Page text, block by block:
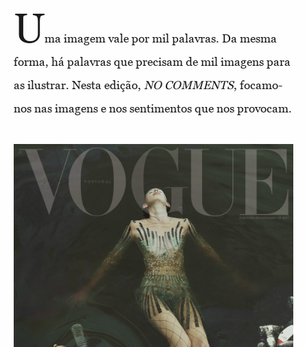
Uma imagem vale por mil palavras. Da mesma
forma, há palavras que precisam de mil imagens para
as ilustrar. Nesta edição, NO COMMENTS, focamo-
nos nas imagens e nos sentimentos que nos provocam.